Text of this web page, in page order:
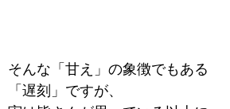
そんな「甘え」の象徴でもある
「遅刻」ですが、